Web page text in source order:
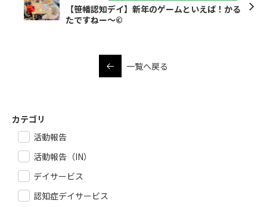
【笹幡認知デイ】新年のゲームといえば！かる
たですねー～©
一覧へ戻る
カテゴリ
活動報告
活動報告（IN）
デイサービス
認知症デイサービス